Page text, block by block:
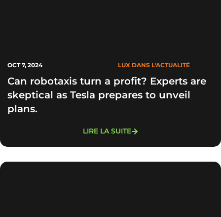
OCT 7, 2024 LUX DANS L'ACTUALITÉ
Can robotaxis turn a profit? Experts are
skeptical as Tesla prepares to unveil
plans.
LIRE LA SUITE